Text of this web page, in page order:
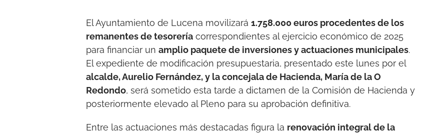
El Ayuntamiento de Lucena movilizará 1.758.000 euros procedentes de los
remanentes de tesorería correspondientes al ejercicio económico de 2025
para financiar un amplio paquete de inversiones y actuaciones municipales.
El expediente de modificación presupuestaria, presentado este lunes por el
alcalde, Aurelio Fernández, y la concejala de Hacienda, María de la O
Redondo, será sometido esta tarde a dictamen de la Comisión de Hacienda y
posteriormente elevado al Pleno para su aprobación definitiva.
Entre las actuaciones más destacadas figura la renovación integral de la